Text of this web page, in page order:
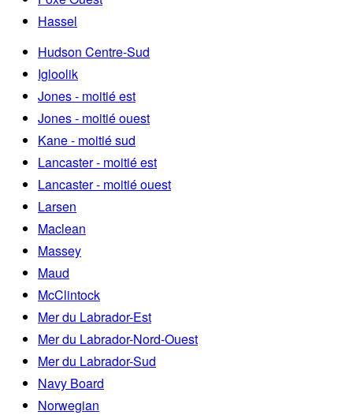
Hassel
Hudson Centre-Sud
Igloolik
Jones - moitié est
Jones - moitié ouest
Kane - moitié sud
Lancaster - moitié est
Lancaster - moitié ouest
Larsen
Maclean
Massey
Maud
McClintock
Mer du Labrador-Est
Mer du Labrador-Nord-Ouest
Mer du Labrador-Sud
Navy Board
Norwegian